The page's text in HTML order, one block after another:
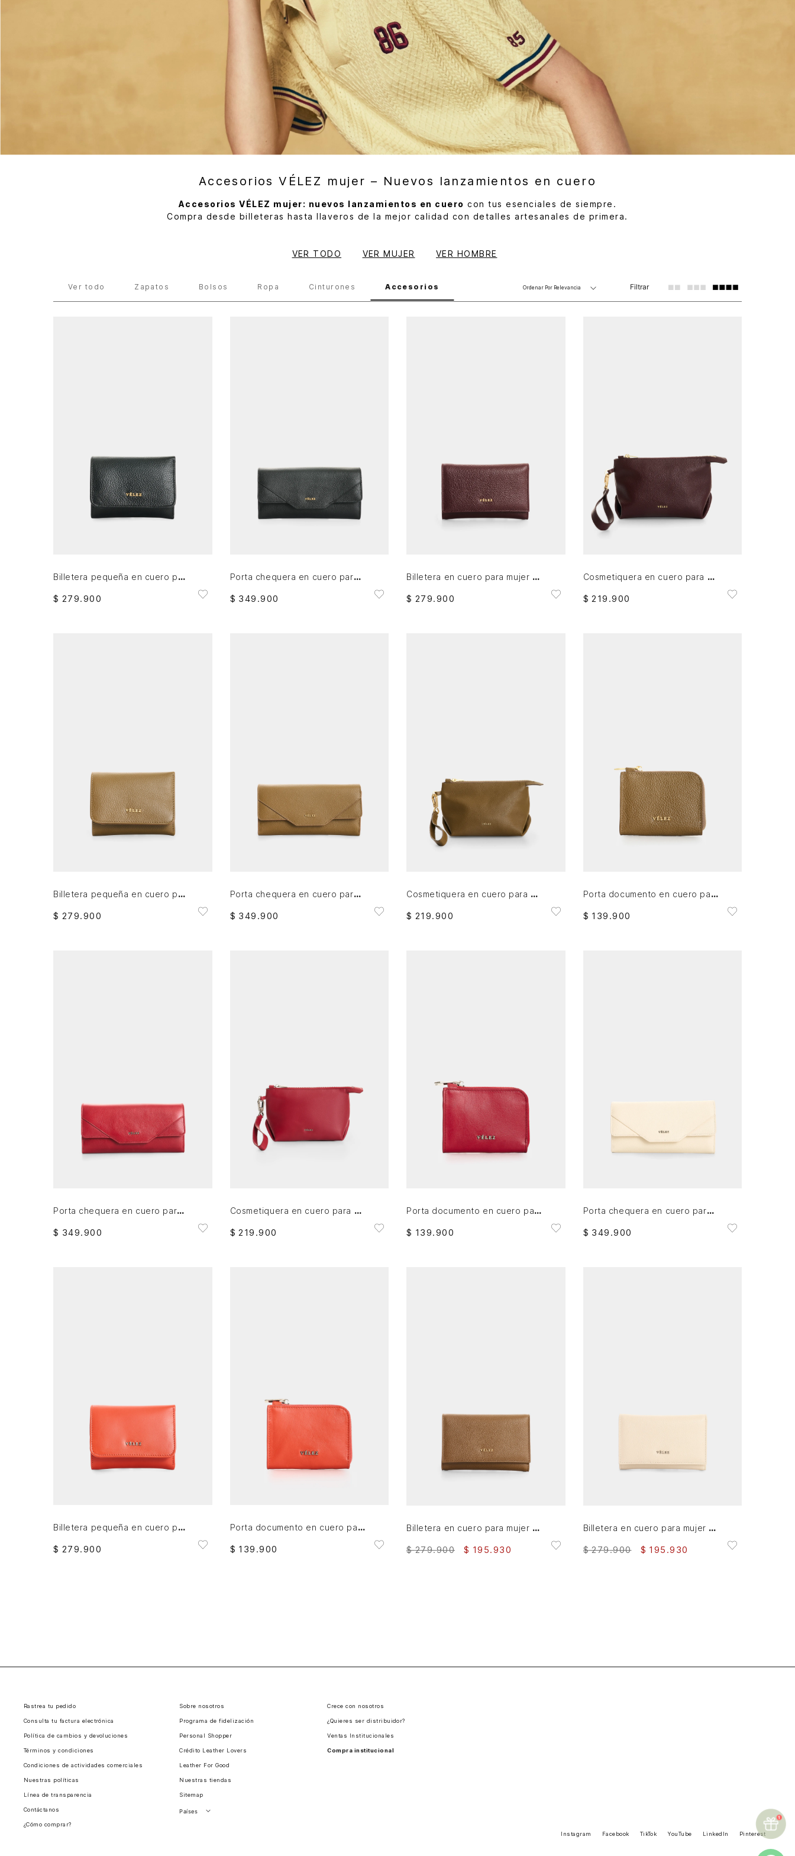
Accesorios VÉLEZ mujer – Nuevos lanzamientos en cuero
Accesorios VÉLEZ mujer: nuevos lanzamientos en cuero con tus esenciales de siempre.
Compra desde billeteras hasta llaveros de la mejor calidad con detalles artesanales de primera.
VER TODO VER MUJER VER HOMBRE
Ver todo
Zapatos Bolsos Ropa Cinturones Accesorios Ordenar Por Relevancia Filtrar
Billetera pequeña en cuero para mujer
$ 279.900
Porta chequera en cuero para mujer Damasco
$ 349 .900
Billetera en cuero para mujer Real 4.0
$ 279.900
Cosmetiquera en cuero para mujer Cuzzo
$ 219 .900
Billetera pequeña en cuero para mujer
$ 279.900
Porta chequera en cuero para mujer Damasco
$ 349 .900
Cosmetiquera en cuero para mujer Cuzzo
$ 219.900
Porta documento en cuero para mujer Holy
$ 139 .900
Porta chequera en cuero para mujer Damasco
$ 349.900
Cosmetiquera en cuero para mujer Cuzzo
$ 219 .900
Porta documento en cuero para mujer Holy
$ 139.900
Porta chequera en cuero para mujer Damasco
$ 349 .900
Billetera pequeña en cuero para mujer
$ 279.900
Porta documento en cuero para mujer Holy
$ 139 .900
Billetera en cuero para mujer Real 4.0
$ 279.900 $ 195.930
Billetera en cuero para mujer Real 4.0
$ 279.900 $ 195 .930
Rastrea tu pedido
Consulta tu factura electrónica
Política de cambios y devoluciones
Términos y condiciones
Condiciones de actividades comerciales
Nuestras políticas
Línea de transparencia
Contáctanos
¿Cómo comprar?
Sobre nosotros
Programa de fidelización
Personal Shopper
Crédito Leather Lovers
Leather For Good
Nuestras tiendas
Sitemap
Países
Crece con nosotros
¿Quieres ser distribuidor?
Ventas Institucionales
Compra institucional
Instagram Facebook TikTok YouTube LinkedIn Pinterest